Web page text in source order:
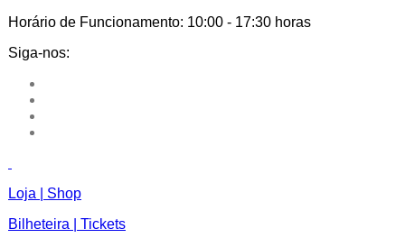
Horário de Funcionamento: 10:00 - 17:30 horas
Siga-nos:
Loja | Shop
Bilheteira | Tickets